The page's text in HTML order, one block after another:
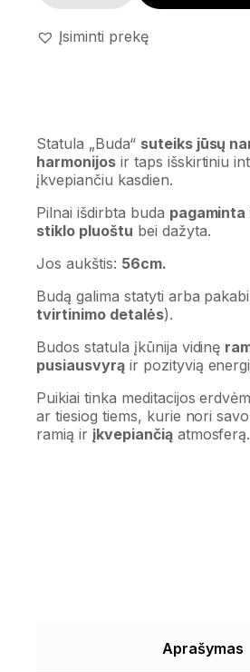
Įsiminti prekę
Statula „Buda“ suteiks jūsų
harmonijosir taps išskirtiniu
įkvepiančiu kasdien.
Pilnai išdirbta buda pagaminta
stiklo pluoštu bei dažyta.
Jos aukštis: 56cm.
Budą galima statyti arba
tvirtinimo detalės).
Budos statula įkūnija vidinę
pusiausvyrąir pozityvią
Puikiai tinka meditacijos
ar tiesiog tiems, kurie nori
ramią ir įkvepiančiąatmosferą.
Aprašymas